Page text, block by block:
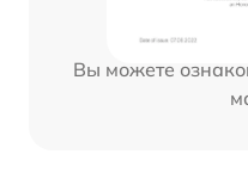
Вы можете